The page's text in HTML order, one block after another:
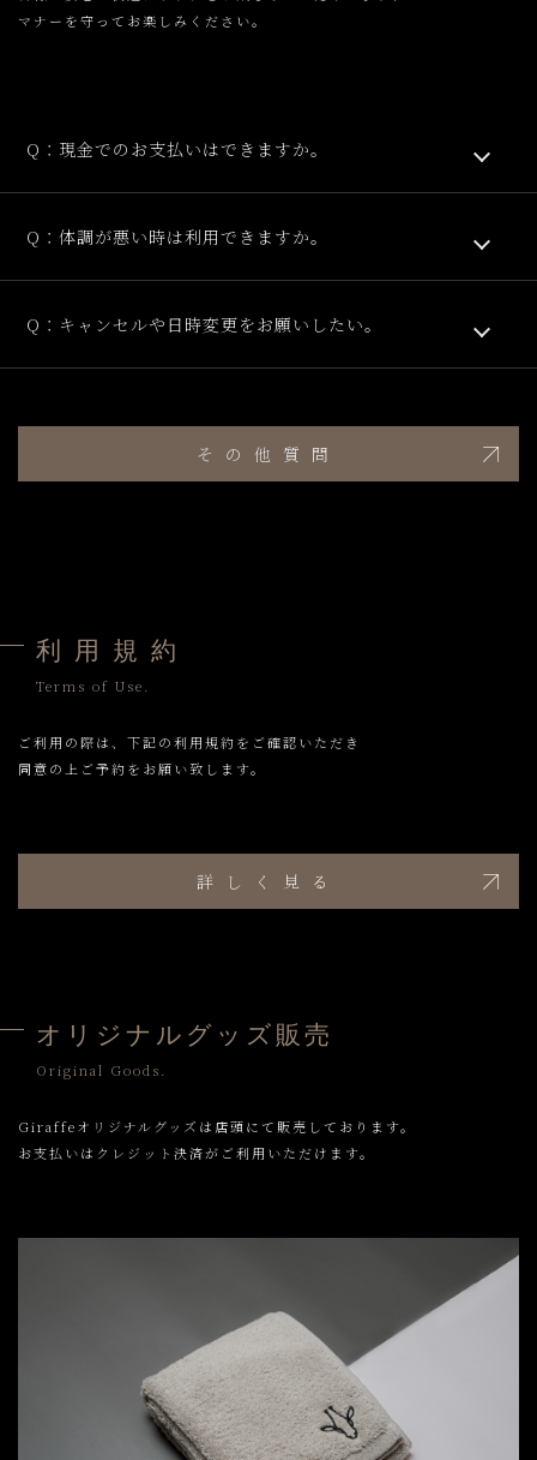
マナーを守ってお楽しみください。
Q：現金でのお支払いはできますか。
Q：体調が悪い時は利用できますか。
Q：キャンセルや日時変更をお願いしたい。
その他質問
利 用 規 約
Terms of Use.
ご利用の際は、下記の利用規約をご確認いただき
同意の上ご予約をお願い致します。
詳しく見る
オリジナルグッズ販売
Original Goods.
Giraffeオリジナルグッズは店頭にて販売しております。
お支払いはクレジット決済がご利用いただけます。